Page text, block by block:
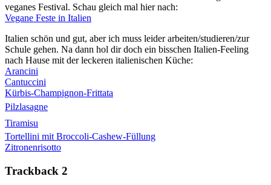
veganes Festival. Schau gleich mal hier nach:
Vegane Feste in Italien
Italien schön und gut, aber ich muss leider arbeiten/studieren/zur
Schule gehen. Na dann hol dir doch ein bisschen Italien-Feeling
nach Hause mit der leckeren italienischen Küche:
Arancini
Cantuccini
Kürbis-Champignon-Frittata
Pilzlasagne
Tiramisu
Tortellini mit Broccoli-Cashew-Füllung
Zitronenrisotto
Trackback 2